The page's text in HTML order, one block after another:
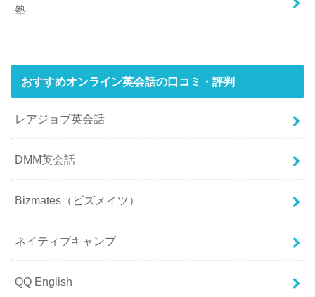
塾
おすすめオンライン英会話の口コミ・評判
レアジョブ英会話
DMM英会話
Bizmates（ビズメイツ）
ネイティブキャンプ
QQ English